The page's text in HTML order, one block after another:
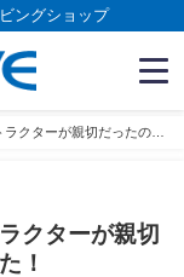
ングショップ
クターが親切だったので
クターが親切
！